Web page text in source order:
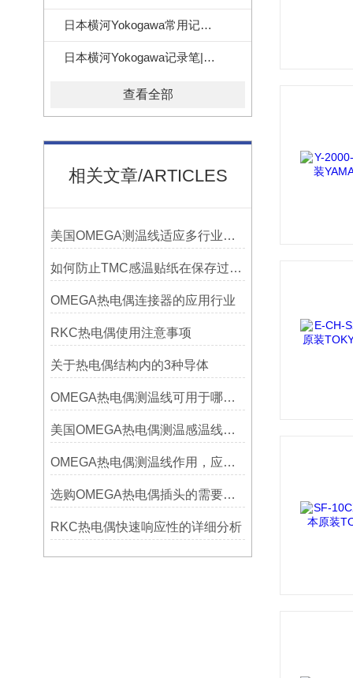
日本横河Yokogawa常用记录纸
日本横河Yokogawa记录笔|色带
查看全部
相关文章/ARTICLES
美国OMEGA测温线适应多行业需求
如何防止TMC感温贴纸在保存过程中损坏？
OMEGA热电偶连接器的应用行业
RKC热电偶使用注意事项
关于热电偶结构内的3种导体
OMEGA热电偶测温线可用于哪些领域
美国OMEGA热电偶测温感温线和插头插座连接器真伪原装正品判断查验方法
OMEGA热电偶测温线作用，应用领域
选购OMEGA热电偶插头的需要考虑哪些问题？
RKC热电偶快速响应性的详细分析